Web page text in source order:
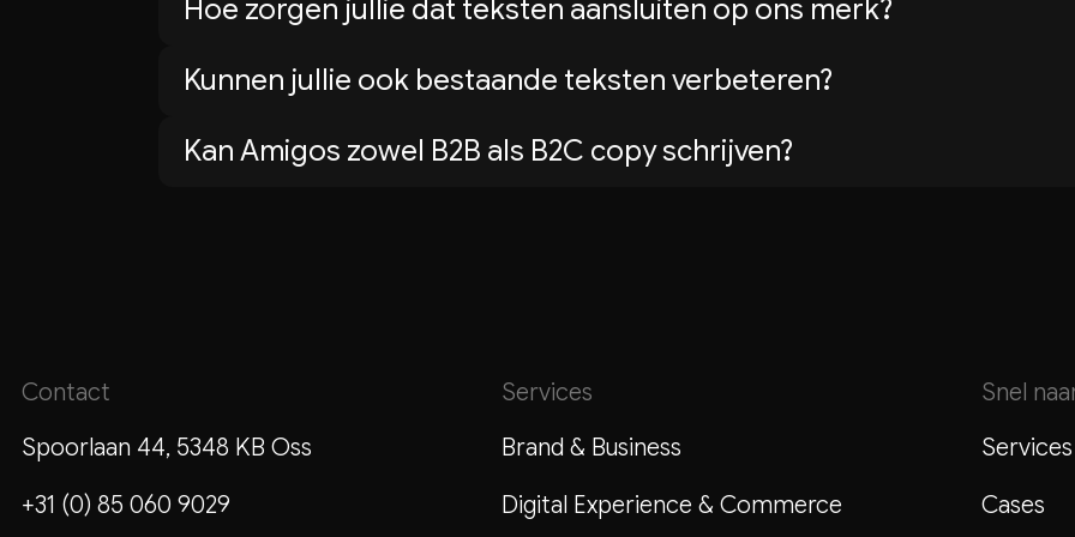
terechtkomen. We kennen de mediawereld en weten wat een verhaal
bereik buiten je eigen kanalen.
Hoe zorgen jullie dat teksten aansluiten op ons merk?
We starten altijd met een grondige briefing over jouw merk, doelgroep en tone
geschreven vanuit jouw merkpositie en afgestemd op de context waarin de
als één consistent geheel.
Kunnen jullie ook bestaande teksten verbeteren?
Ja. We analyseren bestaande teksten op overtuigingskracht, helderheid en
herschrijven of scherpen we aan waar nodig, zodat jouw bestaande content
Kan Amigos zowel B2B als B2C copy schrijven?
Contact
Spoorlaan 44, 5348 KB Oss
+31 (0) 85 060 9029
Services
Brand & Business
Digital Experience & Commerce
Snel
Services
Cases